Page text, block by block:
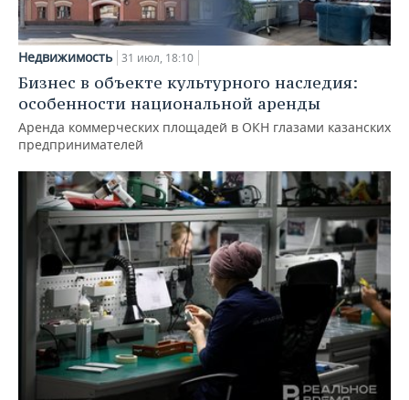
Недвижимость 31 июл, 18:10
Бизнес в объекте культурного наследия:
особенности национальной аренды
Аренда коммерческих площадей в ОКН глазами казанских
предпринимателей